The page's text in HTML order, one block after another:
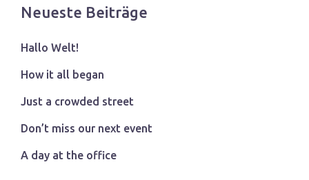
Neueste Beiträge
Hallo Welt!
How it all began
Just a crowded street
Don’t miss our next event
A day at the office